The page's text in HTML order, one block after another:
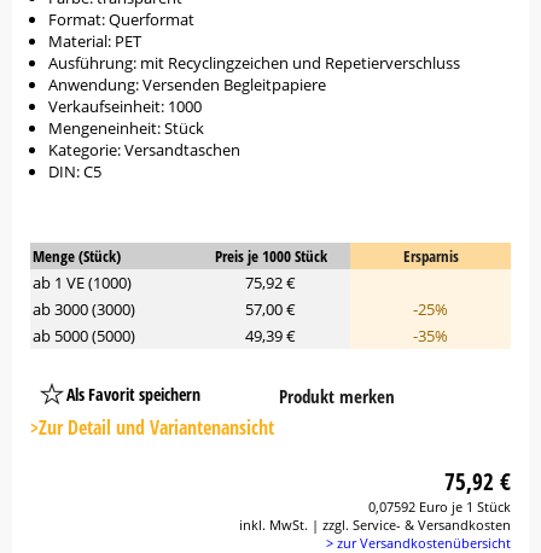
Format: Querformat
Material: PET
Ausführung: mit Recyclingzeichen und Repetierverschluss
Anwendung: Versenden Begleitpapiere
Verkaufseinheit: 1000
Mengeneinheit: Stück
Kategorie: Versandtaschen
DIN: C5
Menge (Stück) Preis je 1000 Stück
Ersparnis
ab 1 VE (1000)
75,92 €
ab 3000 (3000)
57,00 €
-25%
ab 5000 (5000)
49,39 € -35%
Als Favorit speichern
Platzhalter
Button
Produkt merken
>Zur Detail und Variantenansicht
75,92 €
0,07592 Euro je 1 Stück
inkl. MwSt. | zzgl. Service- & Versandkosten
> zur Versandkostenübersicht